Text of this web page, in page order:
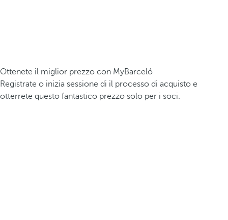
Ottenete il miglior prezzo con MyBarceló
Registrate o inizia sessione di il processo di acquisto e
otterrete questo fantastico prezzo solo per i soci.